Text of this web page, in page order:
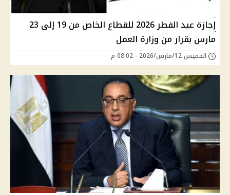
إجازة عيد الفطر 2026 للقطاع الخاص من 19 إلى 23
مارس بقرار من وزارة العمل
الخميس 12/مارس/2026 - 08:02 م